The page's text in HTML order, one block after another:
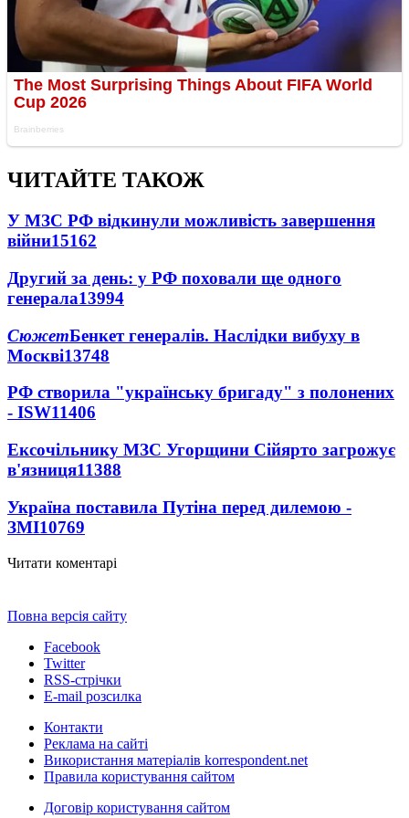
ЧИТАЙТЕ ТАКОЖ
У МЗС РФ відкинули можливість завершення
війни15162
Другий за день: у РФ поховали ще одного
генерала13994
СюжетБенкет генералів. Наслідки вибуху в
Москві13748
РФ створила "українську бригаду" з полонених
- ISW11406
Ексочільнику МЗС Угорщини Сійярто загрожує
в'язниця11388
Україна поставила Путіна перед дилемою -
ЗМІ10769
Читати коментарі
Повна версія сайту
Facebook
Twitter
RSS-стрічки
E-mail розсилка
Контакти
Реклама на сайті
Використання матеріалів korrespondent.net
Правила користування сайтом
Договір користування сайтом